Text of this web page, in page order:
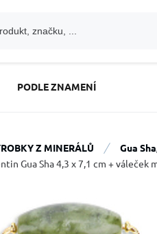
PODLE ZNAMENÍ
Z MINERÁLŮ
Gua
Gua Sha 4,3 x 7,1 cm +